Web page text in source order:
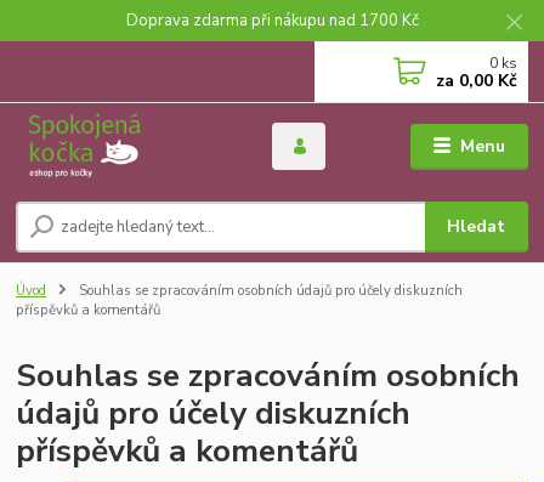
Doprava zdarma při nákupu nad 1700 Kč
Menu
Hledat
0 ks
za 0,00 Kč
Úvod
Souhlas se zpracováním osobních údajů pro účely diskuzních
příspěvků a komentářů
Souhlas se zpracováním osobních
údajů pro účely diskuzních
příspěvků a komentářů